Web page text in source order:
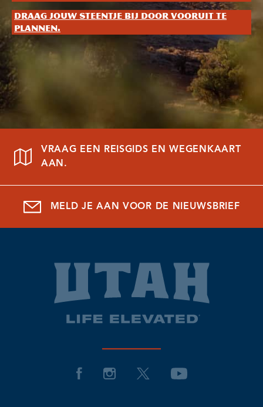
Draag jouw steentje bij door vooruit te
plannen.
VRAAG EEN REISGIDS EN WEGENKAART
AAN.
MELD JE AAN VOOR DE NIEUWSBRIEF